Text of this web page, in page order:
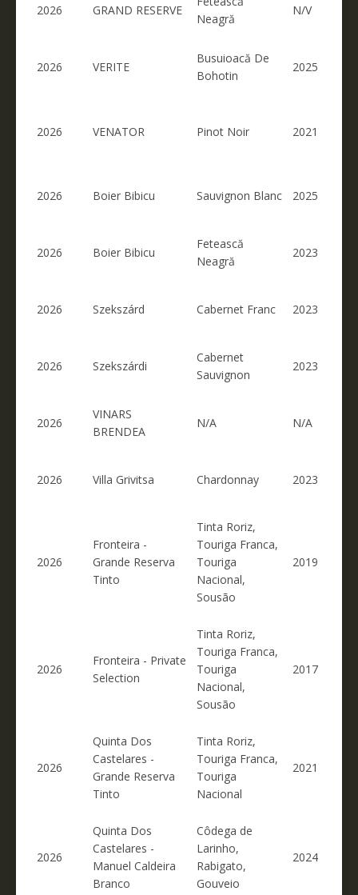
2026 GRAND RESERVE
Neagră
N/V
2026 VERITE
Busuioacă De
Bohotin
2025
2026 VENATOR Pinot Noir 2021
2026 Boier Bibicu Sauvignon Blanc 2025
2026 Boier Bibicu
Fetească
Neagră
2023
2026 Szekszárd Cabernet Franc 2023
2026 Szekszárdi
Cabernet
Sauvignon
2023
2026
VINARS
BRENDEA
N/A N/A
2026 Villa Grivitsa Chardonnay 2023
2026
Fronteira -
Grande Reserva
Tinto
Tinta Roriz,
Touriga Franca,
Touriga
Nacional,
Sousão
2019
2026
Fronteira - Private
Selection
Tinta Roriz,
Touriga Franca,
Touriga
Nacional,
Sousão
2017
2026
Quinta Dos
Castelares -
Grande Reserva
Tinto
Tinta Roriz,
Touriga Franca,
Touriga
Nacional
2021
2026
Quinta Dos
Castelares -
Manuel Caldeira
Branco
Côdega de
Larinho,
Rabigato,
Gouveio
2024